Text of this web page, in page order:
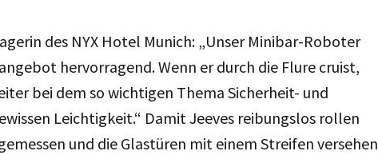
des NYX Hotel Munich: „Unser Minibar-Roboter
hervorragend. Wenn er durch die Flure cruist,
bei dem so wichtigen Thema Sicherheit- und
Leichtigkeit.“ Damit Jeeves reibungslos rollen
und die Glastüren mit einem Streifen versehen